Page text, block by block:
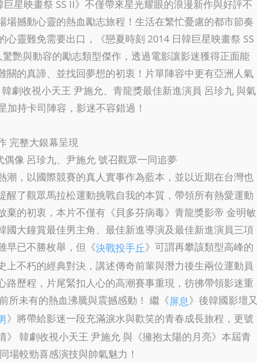
星映畫祭 SS II》不僅帶來星光耀眼的浪漫新作與好評不
場撼動心靈的熱血勵志旅程！生活在繁忙憂慮的都市節奏
靈難免需要出口，《戀夏時刻 2014 日韓巨星映畫祭 SS
艷與動容的勵志類型傑作，透過電影讓影迷獲得正面能
關的真諦、並找回夢想的初衷！片單陣容中更有亞洲人氣
劇收視小天王 尹施允、青龍獎最佳新進演員 呂珍九 與氣
持卡司陣容，影迷不容錯過！
完整大銀幕呈現
像 呂珍九、尹施允 號召觀眾一同追夢
潮，以國際競賽的真人實事作為藍本，並以近期在台灣也
醒了觀眾馬拉松運動挑戰自我的本質，帶領所有熱愛運動
棄的初衷，本片不僅有《貝多芬病毒》青龍獎影帝 金明敏
國大鐘賞最佳男主角、最佳新進導演及最佳新進演員三項
早已不勝枚舉，但《決戰投手丘》可謂再攀該類型高峰的
上不朽的經典對決，講述傳奇前輩與潛力後生兩位運動員
路歷程，片尾緊扣人心的高潮賽事重現，彷彿帶領影迷重
所未有的熱血沸騰與震撼感動！ 繼《屏息》後韓國影壇又
》將帶給影迷一段充滿淚水與歡笑的青春成長旅程，更號
》 韓劇收視小天王 尹施允 與《擁抱太陽的月亮》本屆青
場較勁喜感演技與帥氣魅力！